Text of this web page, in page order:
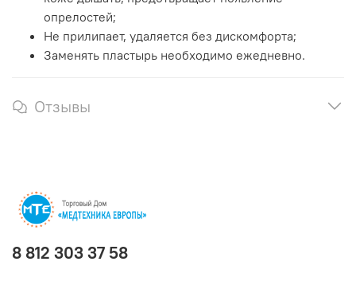
опрелостей;
Не прилипает, удаляется без дискомфорта;
Заменять пластырь необходимо ежедневно.
Отзывы
8 812 303 37 58